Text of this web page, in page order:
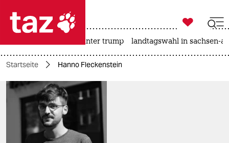
 taz zahl ich
taz zahl ich
themen

taz zahl ich
usa unter trump landtagswahl in sachsen-
Startseite Hanno Fleckenstein